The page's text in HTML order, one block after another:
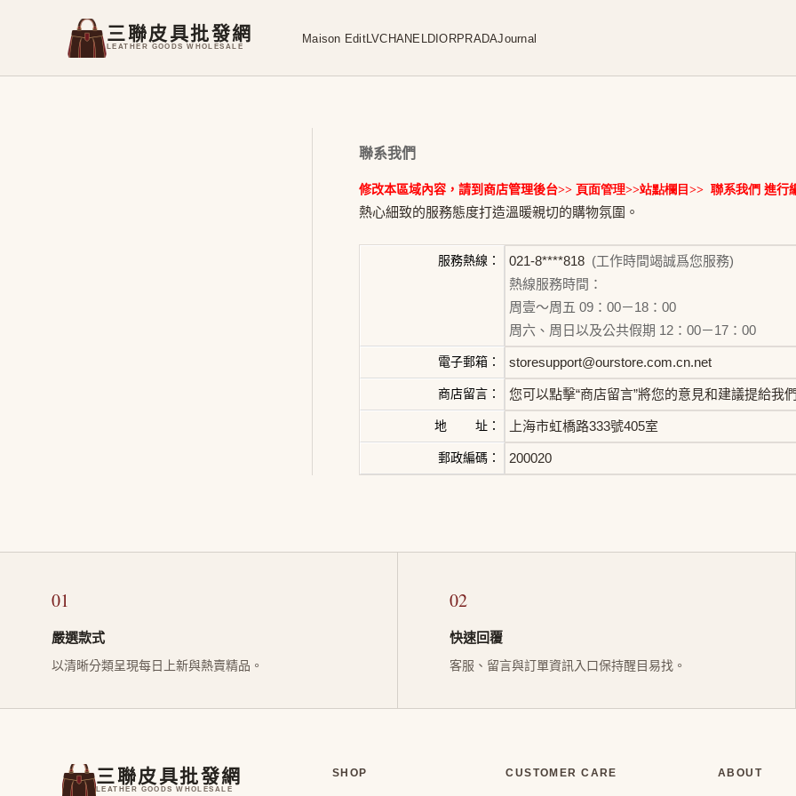
三聯皮具批發網
LEATHER GOODS WHOLESALE
Maison EditLVCHANEL DIORPRADAJournal
聯系我們
修改本區域內容，請到 商店管理後台>> 頁面管理>>站點欄目 >> 聯系我們 進行
熱心細致的服務態度打造溫暖親切的購物氛圍。
服務熱線： 021-8****818 (工作時間竭誠爲您服務)
熱線服務時間：
周壹～周五 09：00－18：00
周六、周日以及公共假期 12：00－17：00
電子郵箱： storesupport@ourstore.com.cn.net
商店留言： 您可以點擊“商店留言”將您的意見和建議提給我
地 址： 上海市虹橋路333號405室
郵政編碼： 200020
01
嚴選款式
以清晰分類呈現每日上新與熱賣精品。
02
快速回覆
客服、留言與訂單資訊入口保持醒目易找。
三聯皮具批發網
LEATHER GOODS WHOLESALE
SHOP CUSTOMER CARE ABOUT